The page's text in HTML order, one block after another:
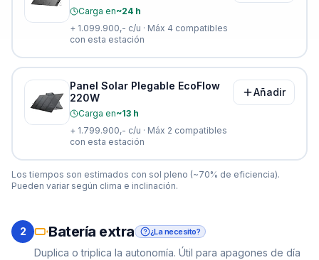
Carga en~24 h
+ 1.099.900,- c/u · Máx 4 compatibles
con esta estación
Panel Solar Plegable EcoFlow
220W
Carga en~13 h
+ 1.799.900,- c/u · Máx 2 compatibles
con esta estación
Añadir
Los tiempos son estimados con sol pleno (~70% de eficiencia).
Pueden variar según clima e inclinación.
2 Batería extra ¿La necesito?
Duplica o triplica la autonomía. Útil para apagones de día